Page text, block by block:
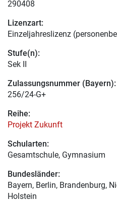
290408
Lizenzart:
Einzeljahreslizenz
Stufe(n):
Sek II
Zulassungsnummer (Bayern):
256/24-G+
Reihe:
Projekt Zukunft
Schularten:
Gesamtschule, Gymnasium
Bundesländer:
Bayern, Berlin, Brandenburg,
Holstein